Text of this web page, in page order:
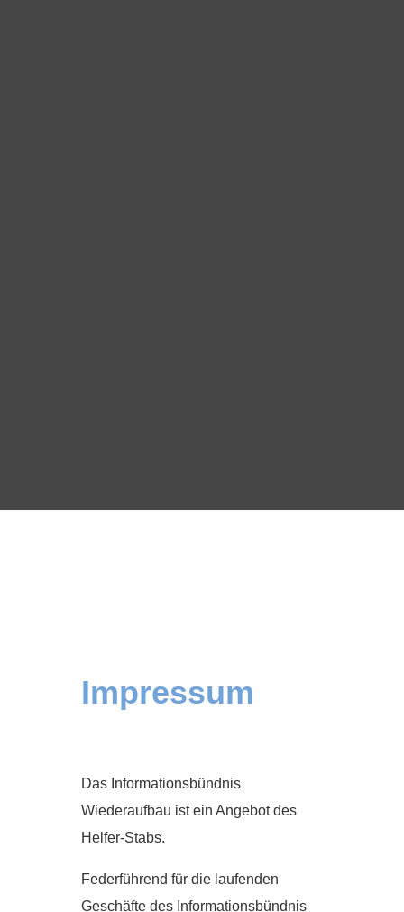
Impressum
Das Informationsbündnis
Wiederaufbau ist ein Angebot des
Helfer-Stabs.
Federführend für die laufenden
Geschäfte des Informationsbündnis